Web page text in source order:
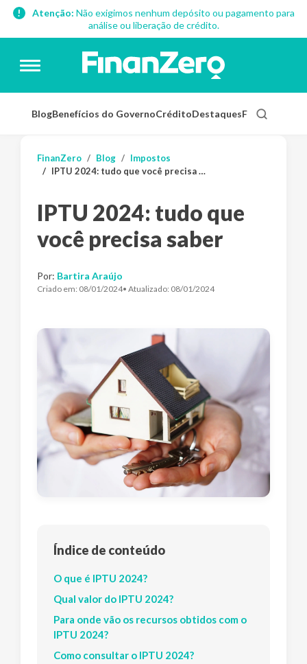
Atenção: Não exigimos nenhum depósito ou pagamento para
análise ou liberação de crédito.
BlogBenefícios do GovernoCréditoDestaquesFinanças
FinanZero Blog
Impostos
IPTU 2024: tudo que você precisa saber
IPTU 2024: tudo que
você precisa saber
Por: Bartira Araújo
Criado em: 08/01/2024• Atualizado: 08/01/2024
Índice de conteúdo
O que é IPTU 2024?
Qual valor do IPTU 2024?
Para onde vão os recursos obtidos com o
IPTU 2024?
Como consultar o IPTU 2024?